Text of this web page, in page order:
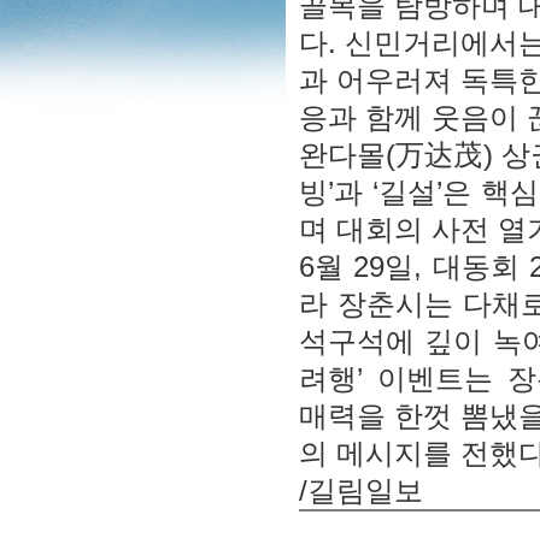
다. 신민거리에서
과 어우러져 독특
응과 함께 웃음이
완다몰(万达茂) 상
빙’과 ‘길설’은
며 대회의 사전 열
6월 29일, 대동회
라 장춘시는 다채
석구석에 깊이 녹
려행’ 이벤트는
매력을 한껏 뽐냈
의 메시지를 전했
/길림일보